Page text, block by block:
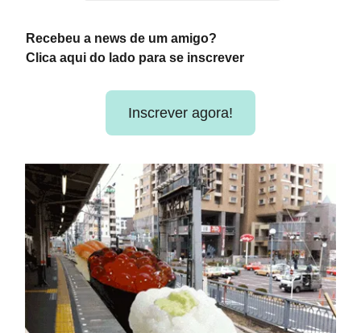
Recebeu a news de um amigo?
Clica aqui do lado para se inscrever
Inscrever agora!